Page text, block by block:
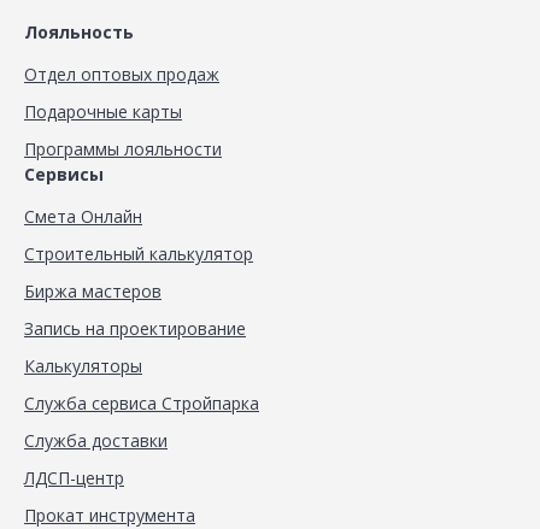
Лояльность
Отдел оптовых продаж
Подарочные карты
Программы лояльности
Сервисы
Смета Онлайн
Строительный калькулятор
Биржа мастеров
Запись на проектирование
Калькуляторы
Служба сервиса Стройпарка
Служба доставки
ЛДСП-центр
Прокат инструмента